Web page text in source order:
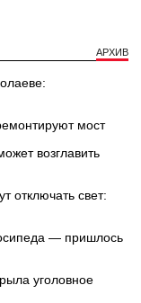
АРХИВ
мост
возглавить
отключать свет:
— пришлось
уголовное